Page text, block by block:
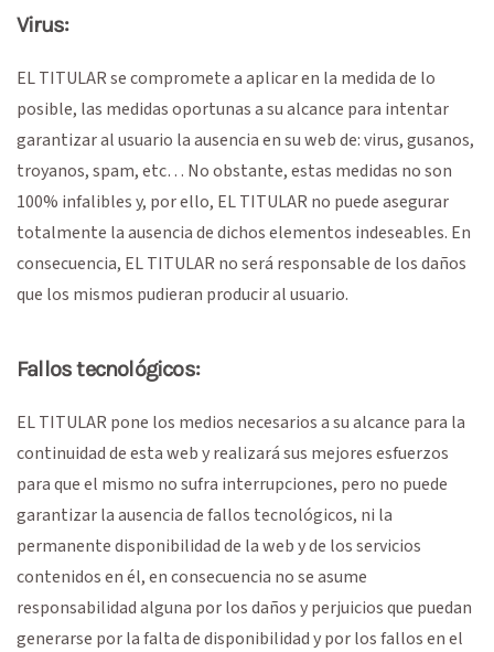
Virus:
EL TITULAR se compromete a aplicar en la medida de lo
posible, las medidas oportunas a su alcance para intentar
garantizar al usuario la ausencia en su web de: virus, gusanos,
troyanos, spam, etc… No obstante, estas medidas no son
100% infalibles y, por ello, EL TITULAR no puede asegurar
totalmente la ausencia de dichos elementos indeseables. En
consecuencia, EL TITULAR no será responsable de los daños
que los mismos pudieran producir al usuario.
Fallos tecnológicos:
EL TITULAR pone los medios necesarios a su alcance para la
continuidad de esta web y realizará sus mejores esfuerzos
para que el mismo no sufra interrupciones, pero no puede
garantizar la ausencia de fallos tecnológicos, ni la
permanente disponibilidad de la web y de los servicios
contenidos en él, en consecuencia no se asume
responsabilidad alguna por los daños y perjuicios que puedan
generarse por la falta de disponibilidad y por los fallos en el